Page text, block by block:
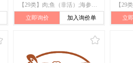
【29类】肉;鱼（非活）;海参（非活）;海带;食用海藻提取物;鱿鱼（非活）;水产罐头;鱼制食品;贝壳类动物（非活）;虾（非活）
立即询价
加入询价单 立